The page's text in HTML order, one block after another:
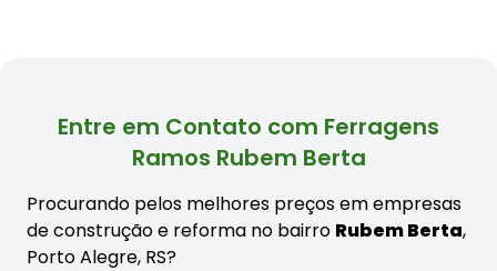
Entre em Contato com Ferragens
Ramos Rubem Berta
Procurando pelos melhores preços em empresas
de construção e reforma no bairro Rubem Berta,
Porto Alegre, RS?